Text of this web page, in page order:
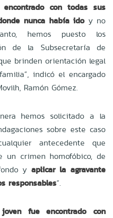
con todas sus
nunca había idoy no
hemos puesto los
de la Subsecretaría de
brinden orientación legal
indicó el encargado
Ramón Gómez.
hemos solicitado a la
sobre este caso
antecedente que
un crimen homofóbico, de
y aplicar la agravante
responsables”.
fue encontrado con